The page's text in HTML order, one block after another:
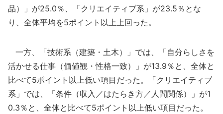
品）」が25.0％、「クリエイティブ系」が23.5％とな
り、全体平均を5ポイント以上上回った。
一方、「技術系（建築・土木）」では、「自分らしさを
活かせる仕事（価値観・性格一致）」が13.9％と、全体と
比べて5ポイント以上低い項目だった。「クリエイティブ
系」では、「条件（収入／はたらき方／人間関係）」が1
0.3％と、全体と比べて5ポイント以上低い項目だった。